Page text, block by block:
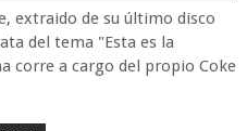
extraido de su último disco
del tema "Esta es la
corre a cargo del propio Coke